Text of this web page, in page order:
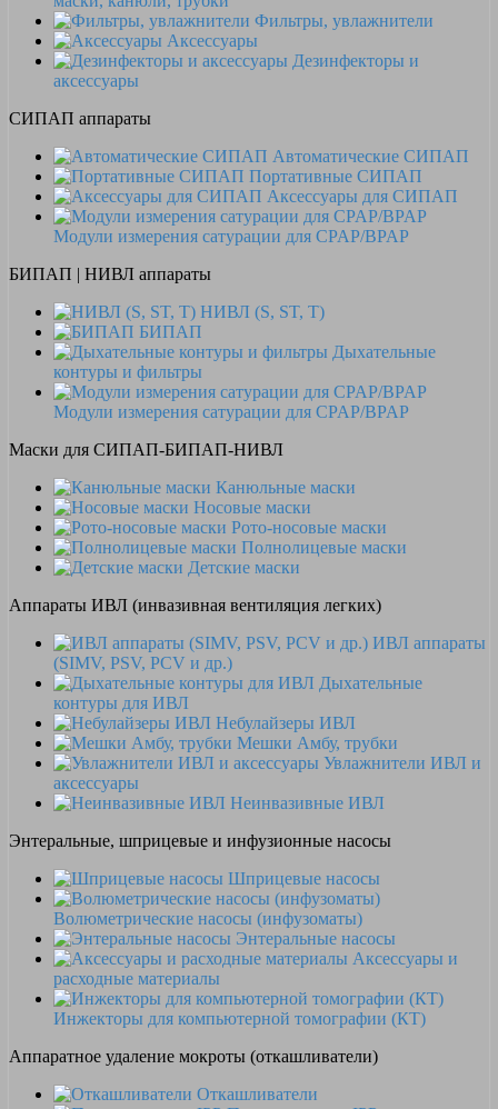
Фильтры, увлажнители
Аксессуары
Дезинфекторы и
аксессуары
СИПАП аппараты
Автоматические СИПАП
Портативные СИПАП
Аксессуары для СИПАП
Модули измерения сатурации для CPAP/BPAP
БИПАП | НИВЛ аппараты
НИВЛ (S, ST, T)
БИПАП
Дыхательные
контуры и фильтры
Модули измерения сатурации для CPAP/BPAP
Маски для СИПАП-БИПАП-НИВЛ
Канюльные маски
Носовые маски
Рото-носовые маски
Полнолицевые маски
Детские маски
Аппараты ИВЛ (инвазивная вентиляция легких)
ИВЛ аппараты
(SIMV, PSV, PCV и др.)
Дыхательные
контуры для ИВЛ
Небулайзеры ИВЛ
Мешки Амбу, трубки
Увлажнители ИВЛ и
аксессуары
Неинвазивные ИВЛ
Энтеральные, шприцевые и инфузионные насосы
Шприцевые насосы
Волюметрические насосы (инфузоматы)
Энтеральные насосы
Аксессуары и
расходные материалы
Инжекторы для компьютерной томографии (КТ)
Аппаратное удаление мокроты (откашливатели)
Откашливатели